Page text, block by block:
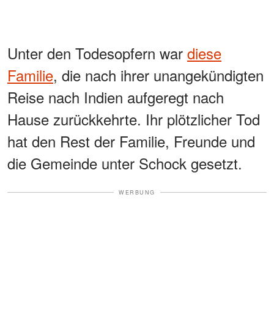
Unter den Todesopfern war diese
Familie, die nach ihrer unangekündigten
Reise nach Indien aufgeregt nach
Hause zurückkehrte. Ihr plötzlicher Tod
hat den Rest der Familie, Freunde und
die Gemeinde unter Schock gesetzt.
WERBUNG